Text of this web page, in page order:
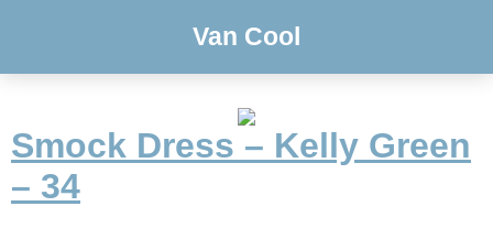
Van Cool
Smock Dress – Kelly Green
– 34